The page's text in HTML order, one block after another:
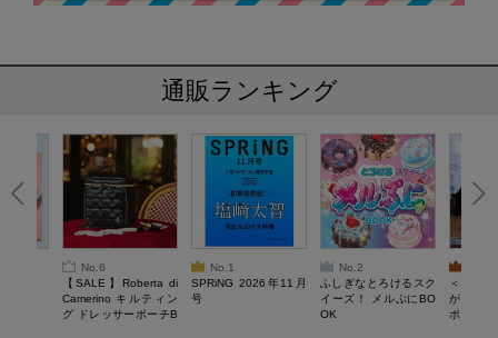
通販ランキング
No.6
【SALE】Roberta di
Camerino キルティン
グ ドレッサーポーチB
No.1
SPRiNG 2026年11月
号
No.2
ふしぎなとろけるスク
イーズ！ メルぷにBO
OK
＜SALE
がある
ポーチ